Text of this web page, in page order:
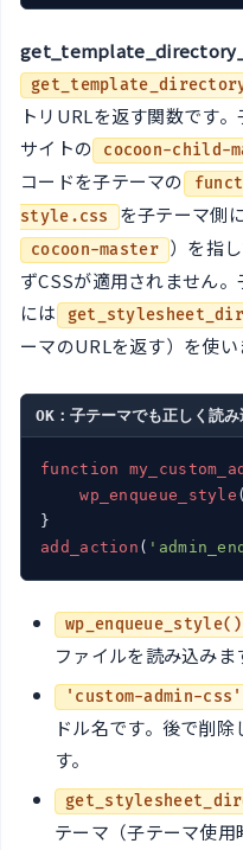
トリURLを返す関数です
サイトの
cocoon-child-
コードを子テーマの
style.css
を子テーマ側
cocoon-master ）を指
ずCSSが適用されません
には
ーマのURLを返す）を使い
OK：子テーマでも正しく読
function
wp_enqueue_style (
add_action (
wp_enqueue_style()
ファイルを読み込みま
'custom-admin-css'
ドル名です。後で削
す。
テーマ（子テーマ使用